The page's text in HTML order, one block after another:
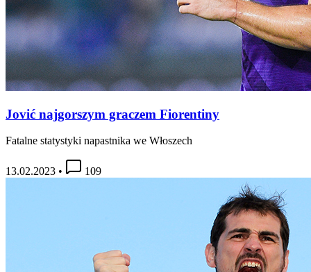
Jović najgorszym graczem Fiorentiny
Fatalne statystyki napastnika we Włoszech
13.02.2023 • 109